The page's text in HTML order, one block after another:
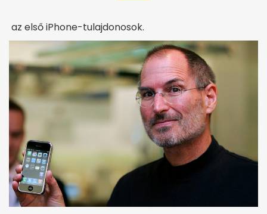
az első iPhone-tulajdonosok.